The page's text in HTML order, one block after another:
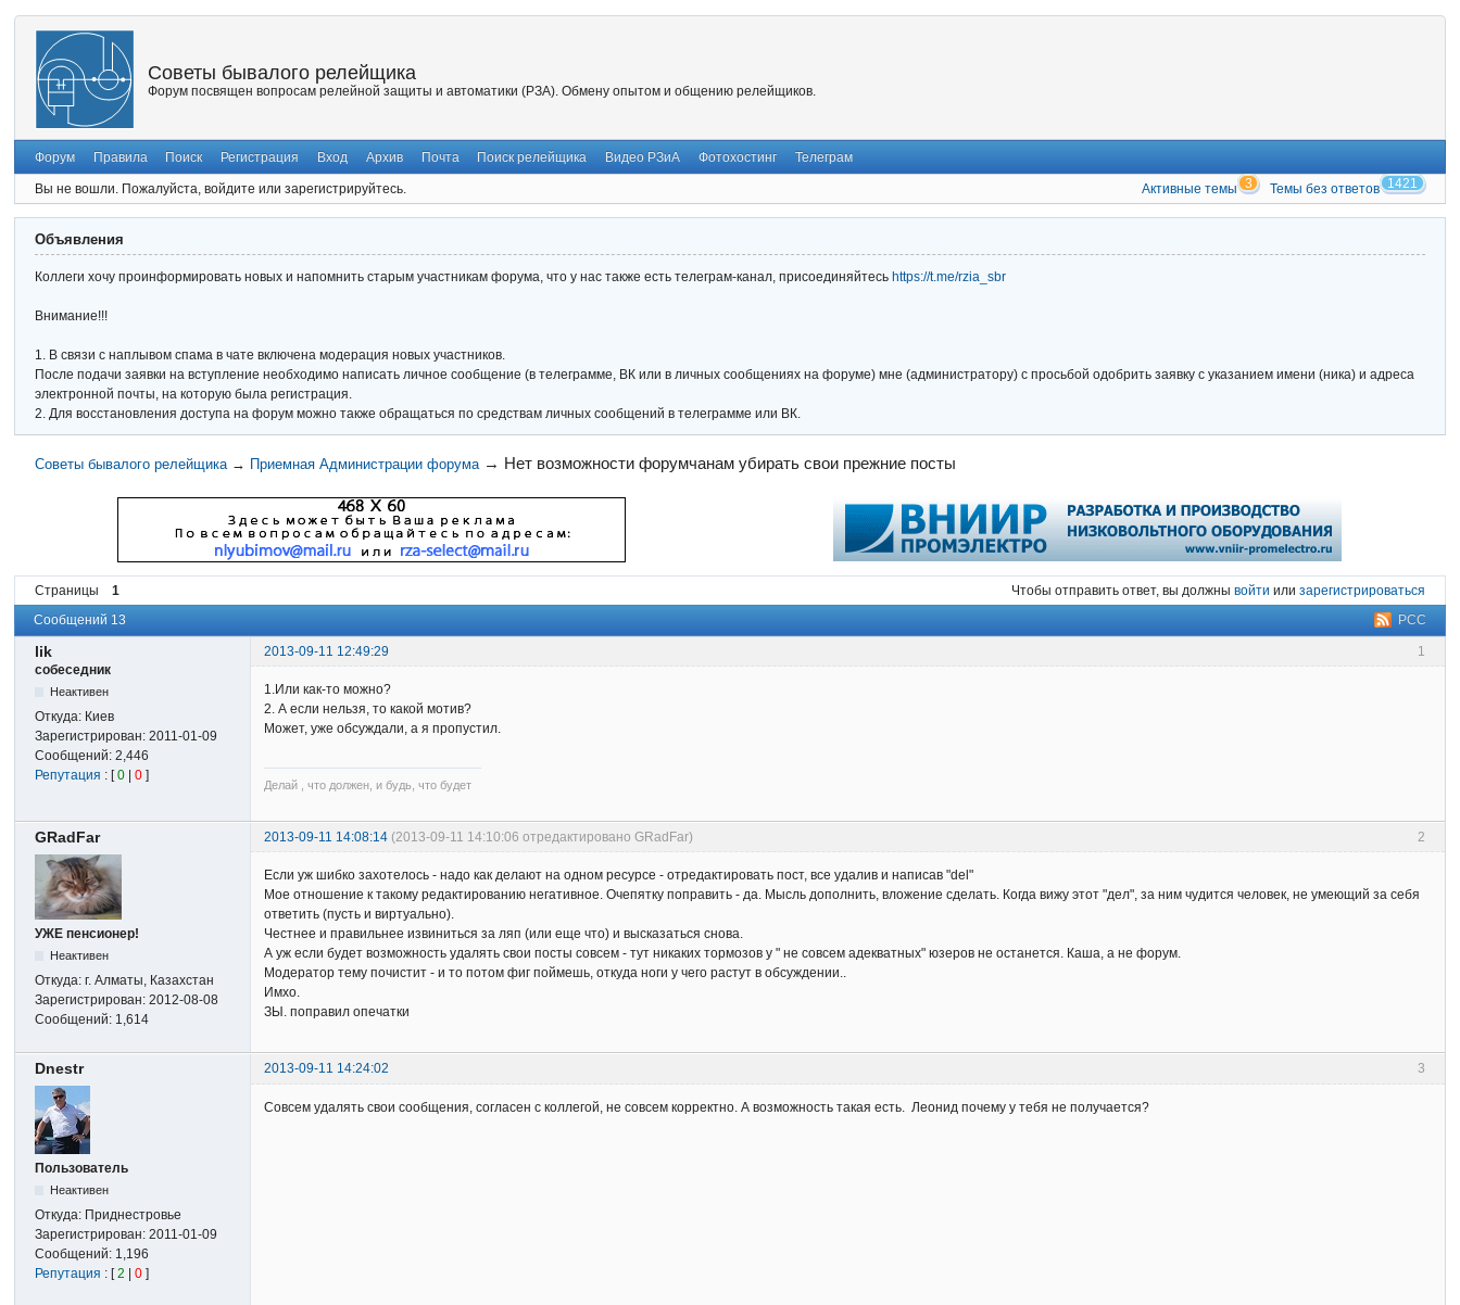
Советы бывалого релейщика
Форум посвящен вопросам релейной защиты и автоматики (РЗА). Обмену опытом и общению релейщиков.
Форум Правила Поиск Регистрация Вход Архив Почта Поиск релейщика Видео РЗиА Фотохостинг Телеграм
Вы не вошли. Пожалуйста, войдите или зарегистрируйтесь. Активные темы 3 Темы без ответов 1421
Объявления
Коллеги хочу проинформировать новых и напомнить старым участникам форума, что у нас также есть телеграм-канал, присоединяйтесь https://t.me/rzia_sbr
Внимание!!!
1. В связи с наплывом спама в чате включена модерация новых участников.
После подачи заявки на вступление необходимо написать личное сообщение (в телеграмме, ВК или в личных сообщениях на форуме) мне (администратору) с просьбой одобрить заявку с указанием имени (ника) и адреса
электронной почты, на которую была регистрация.
2. Для восстановления доступа на форум можно также обращаться по средствам личных сообщений в телеграмме или ВК.
Советы бывалого релейщика → Приемная Администрации форума → Нет возможности форумчанам убирать свои прежние посты
Страницы 1 Чтобы отправить ответ, вы должны войти или зарегистрироваться
РСС
Сообщений 13
1
lik
2013-09-11 12:49:29
собеседник
Неактивен
Откуда: Киев
Зарегистрирован:2011-01-09
Сообщений:2,446
Репутация : [0 |0 ]
1.Или как-то можно?
2. А если нельзя, то какой мотив?
Может, уже обсуждали, а я пропустил.
Делай , что должен, и будь, что будет
2
GRadFar 2013-09-11 14:08:14 (2013-09-11 14:10:06 отредактировано GRadFar)
УЖЕ пенсионер!
Неактивен
Откуда:г. Алматы, Казахстан
Зарегистрирован:2012-08-08
Сообщений: 1,614
Если уж шибко захотелось - надо как делают на одном ресурсе - отредактировать пост, все удалив и написав "del"
Мое отношение к такому редактированию негативное. Очепятку поправить - да. Мысль дополнить, вложение сделать. Когда вижу этот "дел", за ним чудится человек, не умеющий за себя
ответить (пусть и виртуально).
Честнее и правильнее извиниться за ляп (или еще что) и высказаться снова.
А уж если будет возможность удалять свои посты совсем - тут никаких тормозов у " не совсем адекватных" юзеров не останется. Каша, а не форум.
Модератор тему почистит - и то потом фиг поймешь, откуда ноги у чего растут в обсуждении..
Имхо.
ЗЫ. поправил опечатки
3
Dnestr 2013-09-11 14:24:02
Пользователь
Неактивен
Откуда: Приднестровье
Зарегистрирован:2011-01-09
Сообщений: 1,196
Репутация : [2 |0 ]
Совсем удалять свои сообщения, согласен с коллегой, не совсем корректно. А возможность такая есть. Леонид почему у тебя не получается?